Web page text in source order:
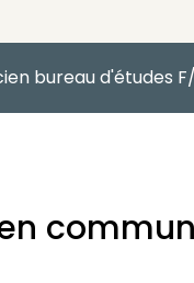
bureau d'études
commun